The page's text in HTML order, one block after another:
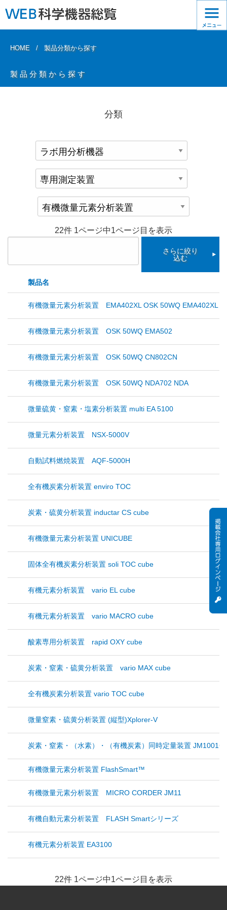
HOME 製品分類から探す
製品分類から探す
分類
22件 1ページ中1ページ目を表示
さらに絞り
込む
製品名
有機微量元素分析装置 EMA402XL OSK 50WQ EMA402XL
有機微量元素分析装置 OSK 50WQ EMA502
有機微量元素分析装置 OSK 50WQ CN802CN
有機微量元素分析装置 OSK 50WQ NDA702 NDA
微量硫黄・窒素・塩素分析装置 multi EA 5100
微量元素分析装置 NSX-5000V
自動試料燃焼装置 AQF-5000H
全有機炭素分析装置 enviro TOC
炭素・硫黄分析装置 inductar CS cube
有機微量元素分析装置 UNICUBE
固体全有機炭素分析装置 soli TOC cube
有機元素分析装置 vario EL cube
有機元素分析装置 vario MACRO cube
酸素専用分析装置 rapid OXY cube
炭素・窒素・硫黄分析装置 vario MAX cube
全有機炭素分析装置 vario TOC cube
微量窒素・硫黄分析装置 (縦型)Xplorer-V
炭素・窒素・（水素）・（有機炭素）同時定量装置
有機微量元素分析装置 FlashSmart™
有機微量元素分析装置 MICRO CORDER JM11
有機自動元素分析装置 FLASH Smartシリーズ
有機元素分析装置 EA3100
22件 1ページ中1ページ目を表示